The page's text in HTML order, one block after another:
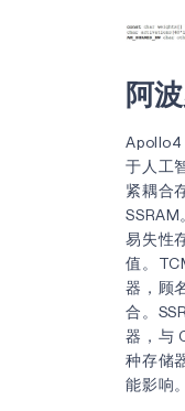
阿
Apollo4
于人工
紧耦合
易失性
值。
器，顾
合。
器，与
种存储
能影响。